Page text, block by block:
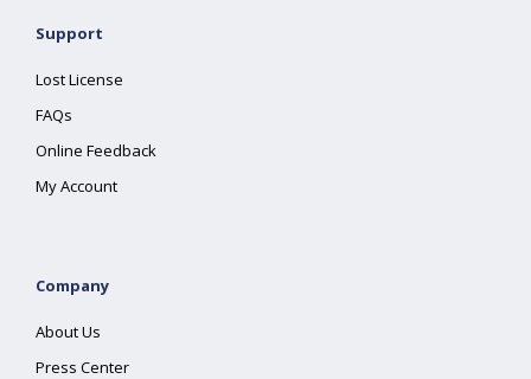
Support
Lost License
FAQs
Online Feedback
My Account
Company
About Us
Press Center